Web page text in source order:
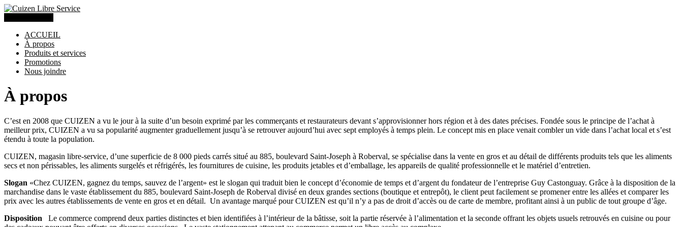
ACCUEIL
À propos
Produits et services
Promotions
Nous joindre
À propos
C’est en 2008 que CUIZEN a vu le jour à la suite d’un besoin exprimé par les commerçants et restaurateurs devant s’approvisionner hors région et à des dates précises. Fondée sous le principe de l’achat à
meilleur prix, CUIZEN a vu sa popularité augmenter graduellement jusqu’à se retrouver aujourd’hui avec sept employés à temps plein. Le concept mis en place venait combler un vide dans l’achat local et s’est
étendu à toute la population.
CUIZEN, magasin libre-service, d’une superficie de 8 000 pieds carrés situé au 885, boulevard Saint-Joseph à Roberval, se spécialise dans la vente en gros et au détail de différents produits tels que les aliments
secs et non périssables, les aliments surgelés et réfrigérés, les fournitures de cuisine, les produits jetables et d’emballage, les appareils de qualité professionnelle et le matériel d’entretien.
Slogan «Chez CUIZEN, gagnez du temps, sauvez de l’argent» est le slogan qui traduit bien le concept d’économie de temps et d’argent du fondateur de l’entreprise Guy Castonguay. Grâce à la disposition de la
marchandise dans le vaste établissement du 885, boulevard Saint-Joseph de Roberval divisé en deux grandes sections (boutique et entrepôt), le client peut facilement se promener entre les allées et comparer les
prix avec les autres établissements de vente en gros et en détail. Un avantage marqué pour CUIZEN est qu’il n’y a pas de droit d’accès ou de carte de membre, profitant ainsi à un public de tout groupe d’âge.
Disposition Le commerce comprend deux parties distinctes et bien identifiées à l’intérieur de la bâtisse, soit la partie réservée à l’alimentation et la seconde offrant les objets usuels retrouvés en cuisine ou pour